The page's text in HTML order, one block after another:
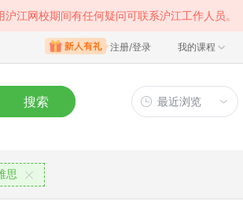
江网校期间有任何疑问可联系沪江工作人员。
注册/登录 我的课程
搜索 最近浏览
思